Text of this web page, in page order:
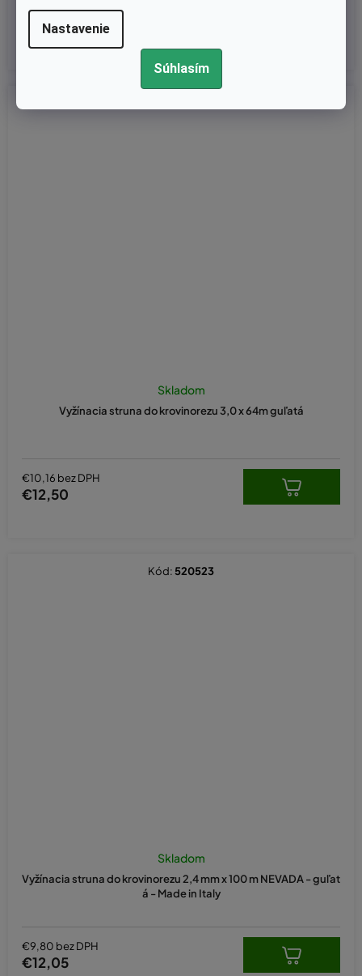
Nastavenie
Súhlasím
€12,56 bez DPH
€15,45
Vyžínacia struna do krovinorezu 3,0 x 64m guľatá
Skladom
€10,16 bez DPH
€12,50
Vyžínacia struna do krovinorezu 2,4 mm x 100 m NEVADA - guľat
á - Made in Italy
Skladom
€9,80 bez DPH
€12,05
Kód: 520523